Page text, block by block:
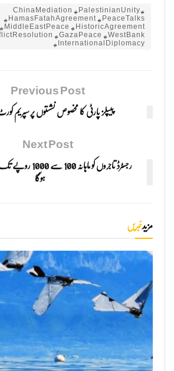
#ChinaMediation #PalestinianUnity
#HamasFatahAgreement #PeaceTalks
#MiddleEastPeace #HistoricAgreement
#GazaPeace #WestBank
#InternationalDiplomacy
Previous Post
پیپلز پارٹی کا مخصوص نشستوں پر سپریم
Next Post
رجسٹرڈ تاجروں کو
ہوگا
مزیدخبریں